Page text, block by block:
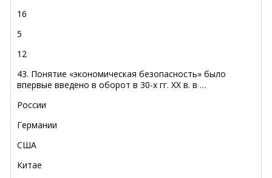
16
5
12
43. Понятие «экономическая безопасность» было
впервые введено в оборот в 30-х гг. ХХ в. в …
России
Германии
США
Китае